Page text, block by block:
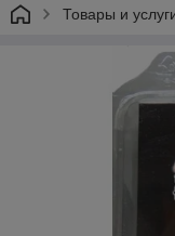
Товары и